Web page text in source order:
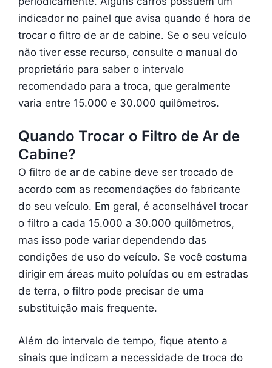
indicador no painel que avisa quando é hora de
trocar o filtro de ar de cabine. Se o seu veículo
não tiver esse recurso, consulte o manual do
proprietário para saber o intervalo
recomendado para a troca, que geralmente
varia entre 15.000 e 30.000 quilômetros.
Quando Trocar o Filtro de Ar de
Cabine?
O filtro de ar de cabine deve ser trocado de
acordo com as recomendações do fabricante
do seu veículo. Em geral, é aconselhável trocar
o filtro a cada 15.000 a 30.000 quilômetros,
mas isso pode variar dependendo das
condições de uso do veículo. Se você costuma
dirigir em áreas muito poluídas ou em estradas
de terra, o filtro pode precisar de uma
substituição mais frequente.
Além do intervalo de tempo, fique atento a
sinais que indicam a necessidade de troca do